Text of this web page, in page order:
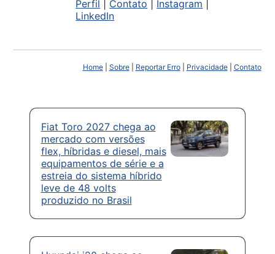
Perfil Contato Instagram
LinkedIn
Home| Sobre| Reportar Erro| Privacidade| Contato
Fiat Toro 2027 chega ao
mercado com versões
flex, híbridas e diesel, mais
equipamentos de série e a
estreia do sistema híbrido
leve de 48 volts
produzido no Brasil